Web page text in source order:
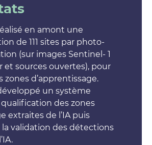
en amont une
de 111 sites par photo-
(sur images Sentinel- 1
et sources ouvertes), pour
zones d’apprentissage.
un système
des zones
extraites de l’IA puis
la validation des détections